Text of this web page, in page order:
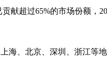
献超过65%的市场份额，
海、北京、深圳、浙江等